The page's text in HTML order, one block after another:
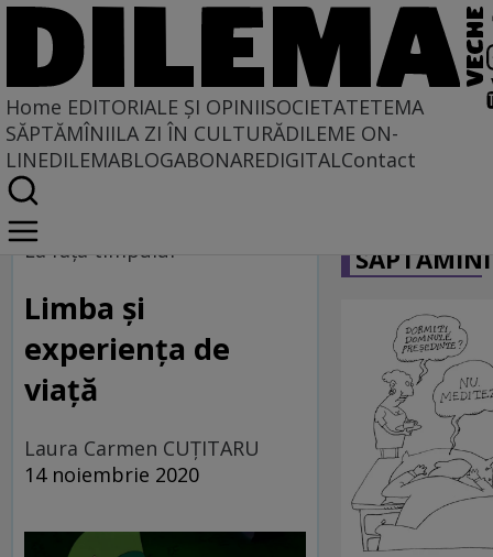
Home EDITORIALE ȘI OPINIISOCIETATETEMA
SĂPTĂMÎNIILA ZI ÎN CULTURĂDILEME ON-
LINEDILEMABLOGABONAREDIGITALContact
Home
La fața timpului
La faţa timpului
Limba și
experiența de
viață
Laura Carmen CUȚITARU
14 noiembrie 2020